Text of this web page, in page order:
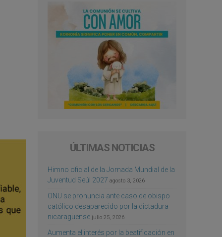
ÚLTIMAS NOTICIAS
Himno oficial de la Jornada Mundial de la
Juventud Seúl 2027 agosto 3, 2026
ONU se pronuncia ante caso de obispo
católico desaparecido por la dictadura
nicaragüense julio 25, 2026
Aumenta el interés por la beatificación en